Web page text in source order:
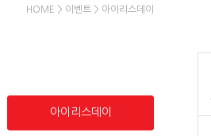
HOME > 이벤트 > 아이리스데이
아이리스데이